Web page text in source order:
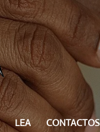
LEA CONTACTOS